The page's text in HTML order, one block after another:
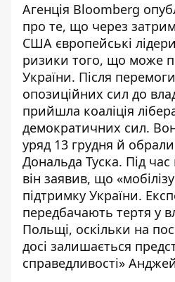
Агенція Bloomberg
про те, що через
США європейські лідери
ризики того, що може
України. Після
опозиційних сил до
прийшла коаліція
демократичних сил.
уряд 13 грудня й
Дональда Туска. Під
він заявив, що «
підтримку України.
передбачають тертя у
Польщі, оскільки на
досі залишається
справедливості»